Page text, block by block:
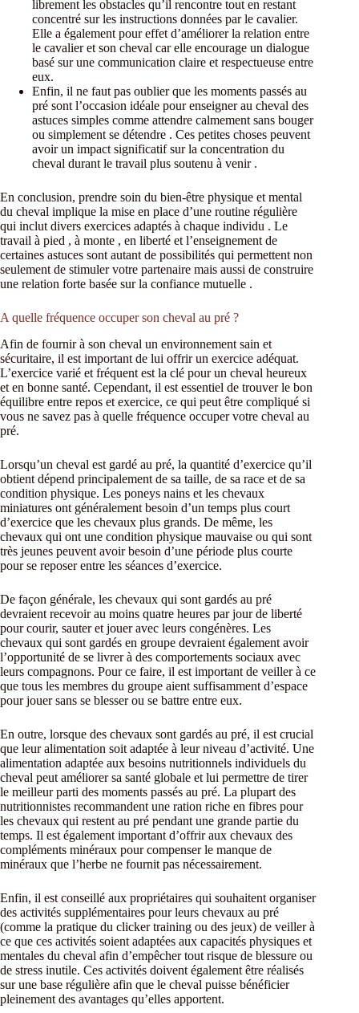
librement les obstacles qu’il rencontre tout en restant
concentré sur les instructions données par le cavalier.
Elle a également pour effet d’améliorer la relation entre
le cavalier et son cheval car elle encourage un dialogue
basé sur une communication claire et respectueuse entre
eux.
Enfin, il ne faut pas oublier que les moments passés au
pré sont l’occasion idéale pour enseigner au cheval des
astuces simples comme attendre calmement sans bouger
ou simplement se détendre . Ces petites choses peuvent
avoir un impact significatif sur la concentration du
cheval durant le travail plus soutenu à venir .
En conclusion, prendre soin du bien-être physique et mental
du cheval implique la mise en place d’une routine régulière
qui inclut divers exercices adaptés à chaque individu . Le
travail à pied , à monte , en liberté et l’enseignement de
certaines astuces sont autant de possibilités qui permettent non
seulement de stimuler votre partenaire mais aussi de construire
une relation forte basée sur la confiance mutuelle .
A quelle fréquence occuper son cheval au pré ?
Afin de fournir à son cheval un environnement sain et
sécuritaire, il est important de lui offrir un exercice adéquat.
L’exercice varié et fréquent est la clé pour un cheval heureux
et en bonne santé. Cependant, il est essentiel de trouver le bon
équilibre entre repos et exercice, ce qui peut être compliqué si
vous ne savez pas à quelle fréquence occuper votre cheval au
pré.
Lorsqu’un cheval est gardé au pré, la quantité d’exercice qu’il
obtient dépend principalement de sa taille, de sa race et de sa
condition physique. Les poneys nains et les chevaux
miniatures ont généralement besoin d’un temps plus court
d’exercice que les chevaux plus grands. De même, les
chevaux qui ont une condition physique mauvaise ou qui sont
très jeunes peuvent avoir besoin d’une période plus courte
pour se reposer entre les séances d’exercice.
De façon générale, les chevaux qui sont gardés au pré
devraient recevoir au moins quatre heures par jour de liberté
pour courir, sauter et jouer avec leurs congénères. Les
chevaux qui sont gardés en groupe devraient également avoir
l’opportunité de se livrer à des comportements sociaux avec
leurs compagnons. Pour ce faire, il est important de veiller à ce
que tous les membres du groupe aient suffisamment d’espace
pour jouer sans se blesser ou se battre entre eux.
En outre, lorsque des chevaux sont gardés au pré, il est crucial
que leur alimentation soit adaptée à leur niveau d’activité. Une
alimentation adaptée aux besoins nutritionnels individuels du
cheval peut améliorer sa santé globale et lui permettre de tirer
le meilleur parti des moments passés au pré. La plupart des
nutritionnistes recommandent une ration riche en fibres pour
les chevaux qui restent au pré pendant une grande partie du
temps. Il est également important d’offrir aux chevaux des
compléments minéraux pour compenser le manque de
minéraux que l’herbe ne fournit pas nécessairement.
Enfin, il est conseillé aux propriétaires qui souhaitent organiser
des activités supplémentaires pour leurs chevaux au pré
(comme la pratique du clicker training ou des jeux) de veiller à
ce que ces activités soient adaptées aux capacités physiques et
mentales du cheval afin d’empêcher tout risque de blessure ou
de stress inutile. Ces activités doivent également être réalisés
sur une base régulière afin que le cheval puisse bénéficier
pleinement des avantages qu’elles apportent.